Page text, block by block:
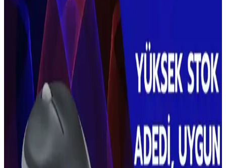
Kablosuz Dikey Süpürge Seçiminde Dayanıklılık,
Performans ve Öne Çıkan Modellerin İncelenmesi
Kablosuz dikey süpürgelerde batarya ömrü, yedek parça erişimi ve
düzenli bakımın önemi vurgulanıyor. Dyson, Miele ve Henry Quick
gibi modellerin avantajları ve dezavantajları detaylandırılıyor.
Shark Elektrikli Süpürgeler: Otomatik Yüzey
Algılama ve Müşteri Hizmetleri Değerlendirmesi
Shark kablosuz süpürgeler, otomatik toz boşaltma ve yüzey algılama
özellikleriyle öne çıkıyor. Müşteri hizmetleri esnek, ancak bazı
kullanıcılar motor arızalarında sorun yaşadı.
Kablosuz Klavye ve Mouse Setleri: Ergonomik ve
Taşınabilir Çalışma Çözümleri